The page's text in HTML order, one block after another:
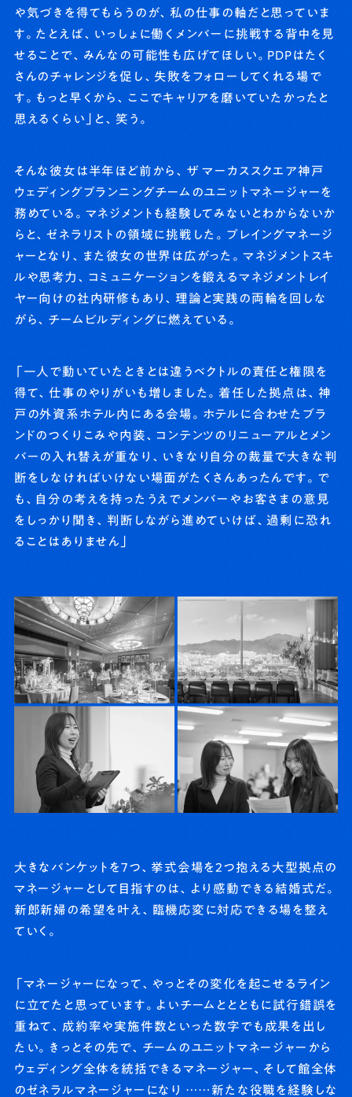
や気づきを得てもらうのが、私の仕事の軸だと思っていま
す。たとえば、いっしょに働くメンバーに挑戦する背中を見
せることで、みんなの可能性も広げてほしい。PDPはたく
さんのチャレンジを促し、失敗をフォローしてくれる場で
す。もっと早くから、ここでキャリアを磨いていたかったと
思えるくらい」と、笑う。
そんな彼女は半年ほど前から、ザ マーカススクエア神戸
ウェディングプランニングチームのユニットマネージャーを
務めている。マネジメントも経験してみないとわからないか
らと、ゼネラリストの領域に挑戦した。プレイングマネージ
ャーとなり、また彼女の世界は広がった。マネジメントスキ
ルや思考力、コミュニケーションを鍛えるマネジメントレイ
ヤー向けの社内研修もあり、理論と実践の両輪を回しな
がら、チームビルディングに燃えている。
「一人で動いていたときとは違うベクトルの責任と権限を
得て、仕事のやりがいも増しました。着任した拠点は、神
戸の外資系ホテル内にある会場。ホテルに合わせたブラ
ンドのつくりこみや内装、コンテンツのリニューアルとメン
バーの入れ替えが重なり、いきなり自分の裁量で大きな判
断をしなければいけない場面がたくさんあったんです。で
も、自分の考えを持ったうえでメンバーやお客さまの意見
をしっかり聞き、判断しながら進めていけば、過剰に恐れ
ることはありません」
大きなバンケットを7つ、挙式会場を2つ抱える大型拠点の
マネージャーとして目指すのは、より感動できる結婚式だ。
新郎新婦の希望を叶え、臨機応変に対応できる場を整え
ていく。
「マネージャーになって、やっとその変化を起こせるライン
に立てたと思っています。よいチームととともに試行錯誤を
重ねて、成約率や実施件数といった数字でも成果を出し
たい。きっとその先で、チームのユニットマネージャーから
ウェディング全体を統括できるマネージャー、そして館全体
のゼネラルマネージャーになり ……新たな役職を経験しな